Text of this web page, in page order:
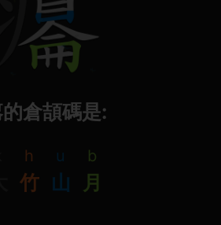
倉頡碼是:
h
竹
u
山
b
月